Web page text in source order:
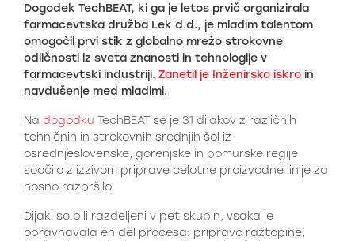
Dogodek TechBEAT, ki ga je letos prvič organizirala
farmacevtska družba Lek d.d., je mladim talentom
omogočil prvi stik z globalno mrežo strokovne
odličnosti iz sveta znanosti in tehnologije v
farmacevtski industriji. Zanetil je Inženirsko iskro in
navdušenje med mladimi.
Na dogodku TechBEAT se je 31 dijakov z različnih
tehničnih in strokovnih srednjih šol iz
osrednjeslovenske, gorenjske in pomurske regije
soočilo z izzivom priprave celotne proizvodne linije za
nosno razpršilo.
Dijaki so bili razdeljeni v pet skupin, vsaka je
obravnavala en del procesa: pripravo raztopine,